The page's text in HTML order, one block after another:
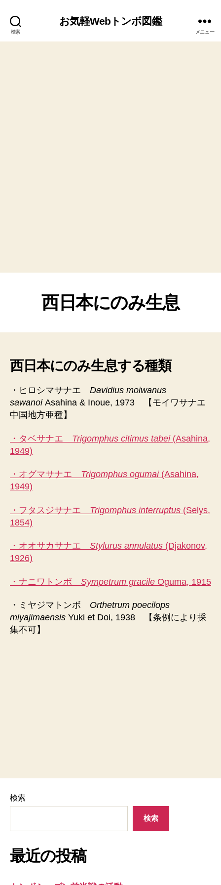
検索
お気軽Webトンボ図鑑
メニュー
西日本にのみ生息
西日本にのみ生息する種類
・ヒロシマサナエ Davidius moiwanus
sawanoiAsahina & Inoue, 1973 【モイワサナエ
中国地方亜種】
・タベサナエ Trigomphus citimus tabei(Asahina,
1949)
・オグマサナエ Trigomphus ogumai(Asahina,
1949)
・フタスジサナエ Trigomphus interruptus (Selys,
1854)
・オオサカサナエ Stylurus annulatus (Djakonov,
1926)
・ナニワトンボ Sympetrum gracile Oguma, 1915
・ミヤジマトンボ Orthetrum poecilops
miyajimaensis Yuki et Doi, 1938 【条例により採
集不可】
検索
検索
最近の投稿